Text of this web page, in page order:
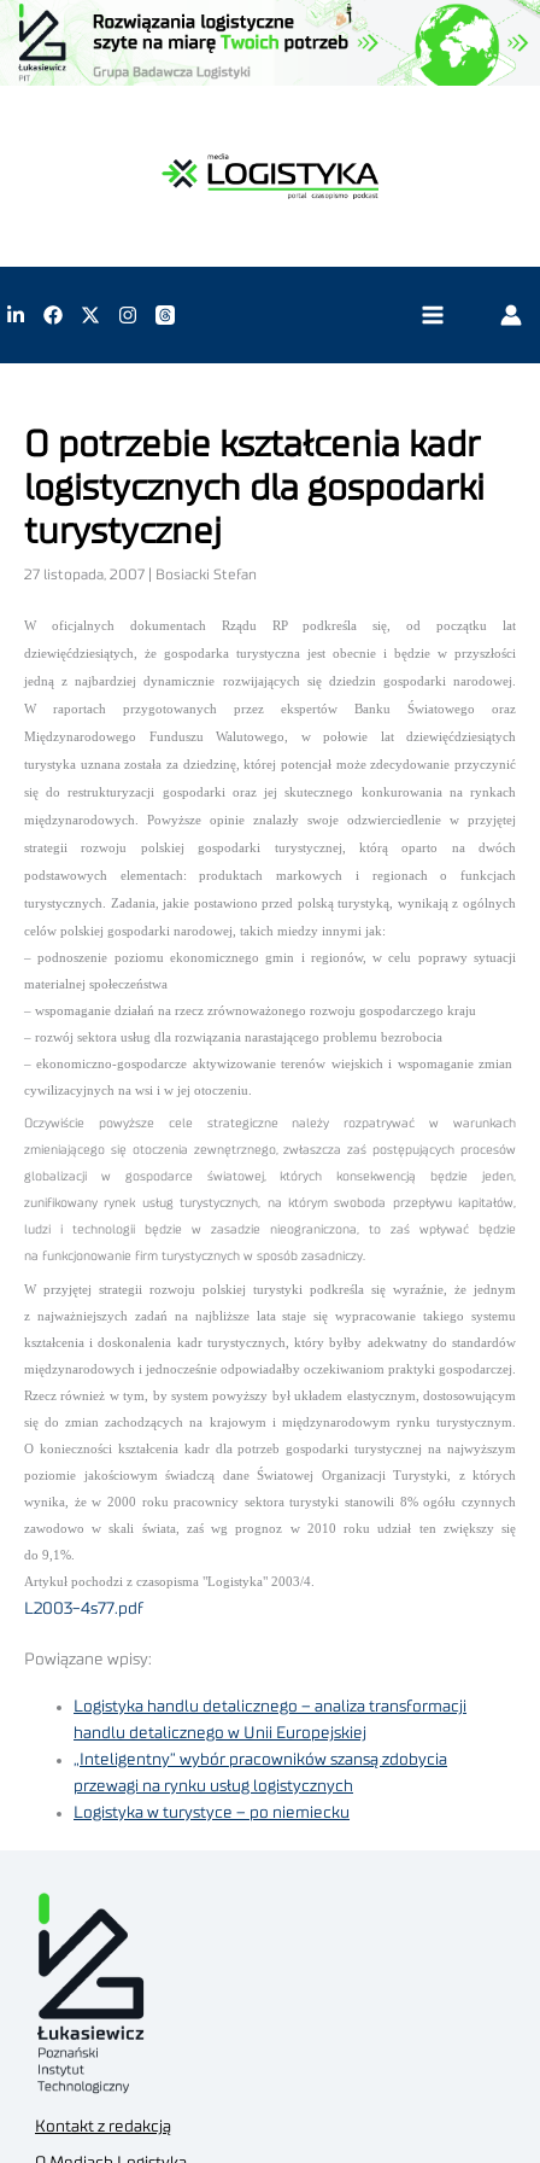
O potrzebie kształcenia kadr
logistycznych dla gospodarki
turystycznej
27 listopada, 2007 | Bosiacki Stefan
W oficjalnych dokumentach Rządu RP podkreśla się, od początku lat
dziewięćdziesiątych, że gospodarka turystyczna jest obecnie i będzie w przyszłości
jedną z najbardziej dynamicznie rozwijających się dziedzin gospodarki narodowej.
W raportach przygotowanych przez ekspertów Banku Światowego oraz
Międzynarodowego Funduszu Walutowego, w połowie lat dziewięćdziesiątych
turystyka uznana została za dziedzinę, której potencjał może zdecydowanie przyczynić
się do restrukturyzacji gospodarki oraz jej skutecznego konkurowania na rynkach
międzynarodowych. Powyższe opinie znalazły swoje odzwierciedlenie w przyjętej
strategii rozwoju polskiej gospodarki turystycznej, którą oparto na dwóch
podstawowych elementach: produktach markowych i regionach o funkcjach
turystycznych. Zadania, jakie postawiono przed polską turystyką, wynikają z ogólnych
celów polskiej gospodarki narodowej, takich miedzy innymi jak:
– podnoszenie poziomu ekonomicznego gmin i regionów, w celu poprawy sytuacji
materialnej społeczeństwa
– wspomaganie działań na rzecz zrównoważonego rozwoju gospodarczego kraju
– rozwój sektora usług dla rozwiązania narastającego problemu bezrobocia
– ekonomiczno-gospodarcze aktywizowanie terenów wiejskich i wspomaganie zmian
cywilizacyjnych na wsi i w jej otoczeniu.
Oczywiście powyższe cele strategiczne należy rozpatrywać w warunkach
zmieniającego się otoczenia zewnętrznego, zwłaszcza zaś postępujących procesów
globalizacji w gospodarce światowej, których konsekwencją będzie jeden,
zunifikowany rynek usług turystycznych, na którym swoboda przepływu kapitałów,
ludzi i technologii będzie w zasadzie nieograniczona, to zaś wpływać będzie
na funkcjonowanie firm turystycznych w sposób zasadniczy.
W przyjętej strategii rozwoju polskiej turystyki podkreśla się wyraźnie, że jednym
z najważniejszych zadań na najbliższe lata staje się wypracowanie takiego systemu
kształcenia i doskonalenia kadr turystycznych, który byłby adekwatny do standardów
międzynarodowych i jednocześnie odpowiadałby oczekiwaniom praktyki gospodarczej.
Rzecz również w tym, by system powyższy był układem elastycznym, dostosowującym
się do zmian zachodzących na krajowym i międzynarodowym rynku turystycznym.
O konieczności kształcenia kadr dla potrzeb gospodarki turystycznej na najwyższym
poziomie jakościowym świadczą dane Światowej Organizacji Turystyki, z których
wynika, że w 2000 roku pracownicy sektora turystyki stanowili 8% ogółu czynnych
zawodowo w skali świata, zaś wg prognoz w 2010 roku udział ten zwiększy się
do 9,1%.
Artykuł pochodzi z czasopisma "Logistyka" 2003/4.
L2003-4s77.pdf
Powiązane wpisy:
Logistyka handlu detalicznego – analiza transformacji
handlu detalicznego w Unii Europejskiej
„Inteligentny” wybór pracowników szansą zdobycia
przewagi na rynku usług logistycznych
Logistyka w turystyce – po niemiecku
Kontakt z redakcją